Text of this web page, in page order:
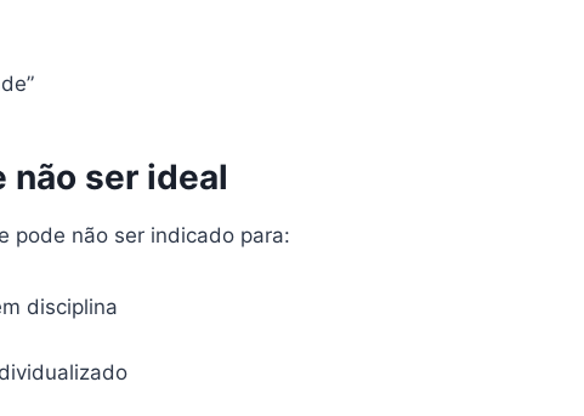
não ser ideal
pode não ser indicado para:
disciplina